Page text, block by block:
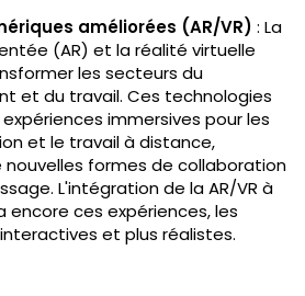
améliorées (AR/VR) : La
(AR) et la réalité virtuelle
les secteurs du
et du travail. Ces technologies
immersives pour les
et le travail à distance,
nouvelles formes de collaboration
L'intégration de la AR/VR à
encore ces expériences, les
et plus réalistes.